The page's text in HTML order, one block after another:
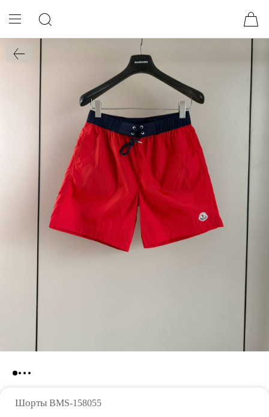
Шорты BMS-158055